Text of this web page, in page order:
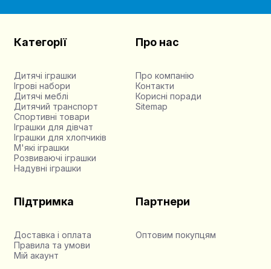
Категорії
Дитячі іграшки
Ігрові набори
Дитячі меблі
Дитячий транспорт
Спортивні товари
Іграшки для дівчат
Іграшки для хлопчиків
М'які іграшки
Розвиваючі іграшки
Надувні іграшки
Про нас
Про компанію
Контакти
Корисні поради
Sitemap
Підтримка
Доставка і оплата
Правила та умови
Мій акаунт
Партнери
Оптовим покупцям